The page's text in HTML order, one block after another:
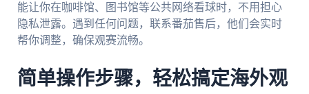
能让你在咖啡馆、图书馆等公共网络看球时，不用担心
隐私泄露。遇到任何问题，联系番茄售后，他们会实时
帮你调整，确保观赛流畅。
简单操作步骤，轻松搞定海外观